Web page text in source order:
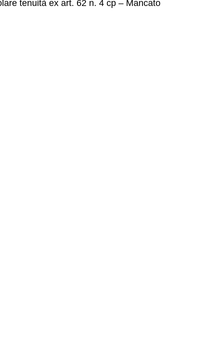
tenuità ex art. 62 n. 4 cp – Mancato